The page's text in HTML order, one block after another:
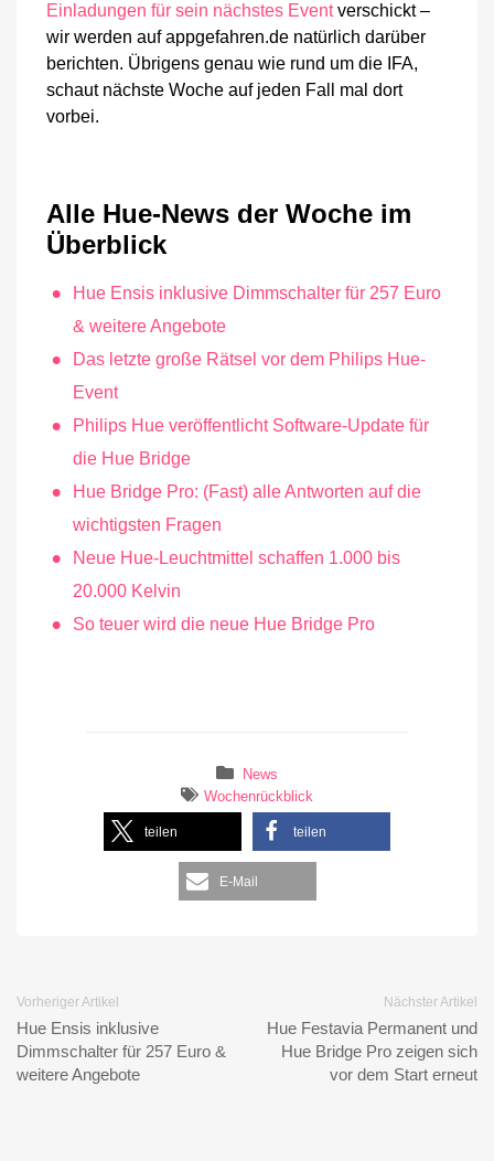
Einladungen für sein nächstes Eventverschickt –
wir werden auf appgefahren.de natürlich darüber
berichten. Übrigens genau wie rund um die IFA,
schaut nächste Woche auf jeden Fall mal dort
vorbei.
Alle Hue-News der Woche im
Überblick
Hue Ensis inklusive Dimmschalter für 257 Euro
& weitere Angebote
Das letzte große Rätsel vor dem Philips Hue-
Event
Philips Hue veröffentlicht Software-Update für
die Hue Bridge
Hue Bridge Pro: (Fast) alle Antworten auf die
wichtigsten Fragen
Neue Hue-Leuchtmittel schaffen 1.000 bis
20.000 Kelvin
So teuer wird die neue Hue Bridge Pro
News
Wochenrückblick
teilen teilen
E-Mail
Vorheriger Artikel
Hue Ensis inklusive
Dimmschalter für 257 Euro &
weitere Angebote
Nächster Artikel
Hue Festavia Permanent und
Hue Bridge Pro zeigen sich
vor dem Start erneut